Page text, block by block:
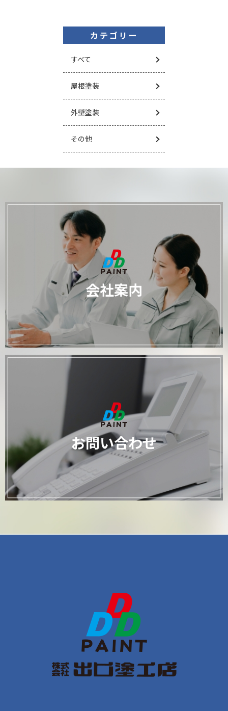
カテゴリー
すべて
屋根塗装
外壁塗装
その他
会社案内
お問い合わせ